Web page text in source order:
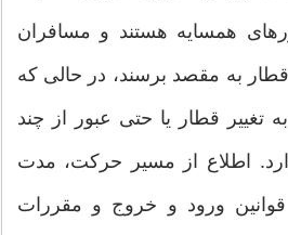
همسایه هستند و مسافران
به مقصد برسند، در حالی که
تغییر قطار یا حتی عبور از چند
اطلاع از مسیر حرکت، مدت
ورود و خروج و مقررات